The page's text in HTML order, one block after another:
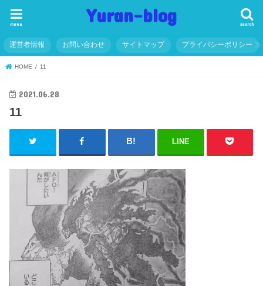
Yuran-blog search
menu
運営者情報 お問い合わせ サイトマップ プライバシーポリシー
HOME 11
2021.06.28
11
LINE